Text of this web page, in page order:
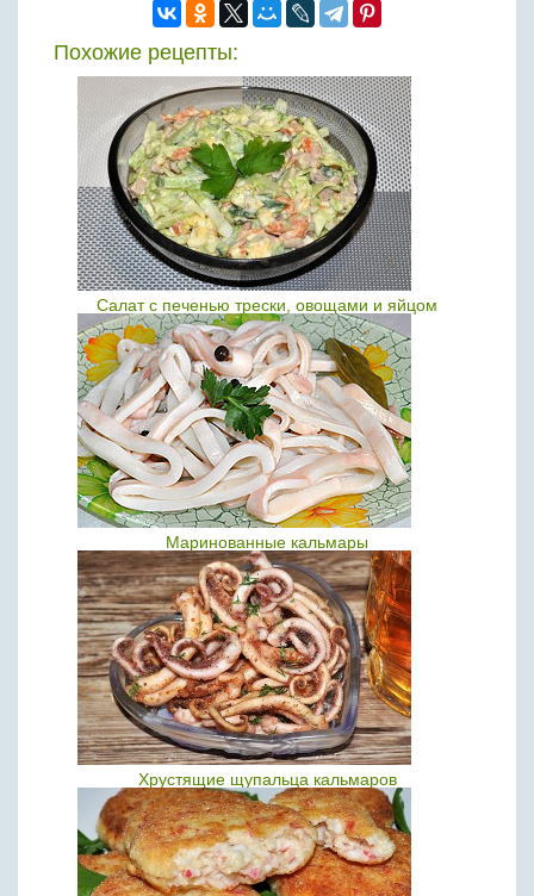
Похожие рецепты:
Салат с печенью трески, овощами и яйцом
Маринованные кальмары
Хрустящие щупальца кальмаров